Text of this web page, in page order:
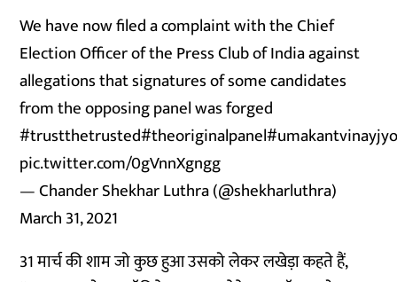
We have now filed a complaint with the Chief
Election Officer of the Press Club of India against
allegations that signatures of some candidates
from the opposing panel was forged
#trustthetrusted#theoriginalpanel
pic.twitter.com/0gVnnXgngg
— Chander Shekhar Luthra (@shekharluthra)
March 31, 2021
31 मार्च की शाम जो कुछ हुआ उसको लेकर लखेड़ा कहते हैं,